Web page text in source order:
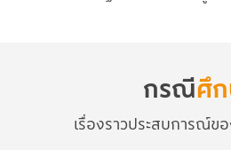
กรณีศึ
เรื่องราวประสบการณ์ข